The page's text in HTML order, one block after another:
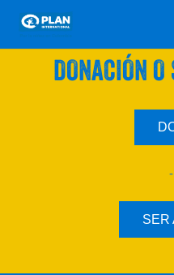
SÚMATE A
DONACIÓN
SER